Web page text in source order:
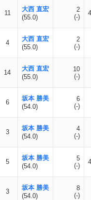
11
大西 直宏
(55.0)
2
(-)
4
大西 直宏
(55.0)
2
(-)
14
大西 直宏
(55.0)
10
(-)
6
坂本 勝美
(54.0)
6
(-)
3
坂本 勝美
(54.0)
4
(-)
5
坂本 勝美
(54.0)
5
(-)
3
坂本 勝美
(54.0)
8
(-)